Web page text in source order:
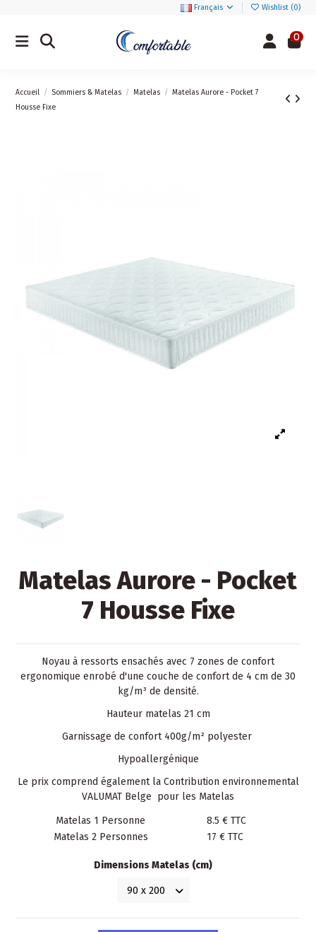
Français Wishlist (0)
0
Accueil Sommiers & Matelas Matelas
Matelas Aurore - Pocket 7
Housse Fixe
Matelas Aurore - Pocket
7 Housse Fixe
Noyau à ressorts ensachés avec 7 zones de confort
ergonomique enrobé d'une couche de confort de 4 cm de 30
kg/m³ de densité.
Hauteur matelas 21 cm
Garnissage de confort 400g/m² polyester
Hypoallergénique
Le prix comprend également la Contribution environnemental
VALUMAT Belge pour les Matelas
Matelas 1 Personne
8.5 € TTC
Matelas 2 Personnes
17 € TTC
Dimensions Matelas (cm)